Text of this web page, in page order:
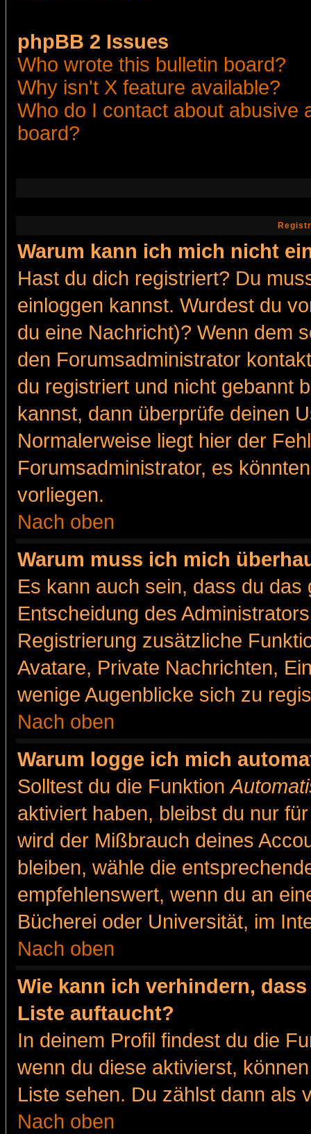
phpBB 2 Issues
Who wrote this bulletin board?
Why isn't X feature available?
Who do I contact about abusive
board?
Warum kann ich mich nicht
Hast du dich registriert? Du
einloggen kannst. Wurdest du
du eine Nachricht)? Wenn dem
den Forumsadministrator
du registriert und nicht gebannt
kannst, dann überprüfe deinen
Normalerweise liegt hier der
Forumsadministrator, es
vorliegen.
Nach oben
Warum muss ich mich
Es kann auch sein, dass du
Entscheidung des
Registrierung zusätzliche
Avatare, Private Nachrichten,
wenige Augenblicke sich zu
Nach oben
Warum logge ich mich
Solltest du die Funktion
aktiviert haben, bleibst du nur
wird der Mißbrauch deines
bleiben, wähle die
empfehlenswert, wenn du an
Bücherei oder Universität, im
Nach oben
Wie kann ich verhindern,
Liste auftaucht?
In deinem Profil findest du die
wenn du diese aktivierst,
Liste sehen. Du zählst dann als
Nach oben